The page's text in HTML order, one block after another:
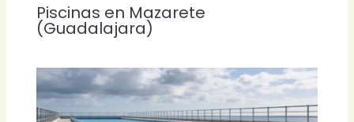
Piscinas en Mazarete
(Guadalajara)